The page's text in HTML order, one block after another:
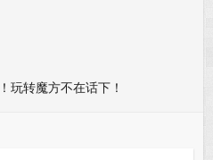
玩转魔方不在话下！